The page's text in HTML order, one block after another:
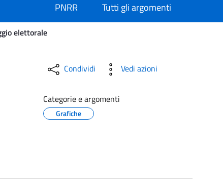
PNRR
Tutti gli argomenti
elettorale
Scrutatori di seggio
Condividi Vedi azioni
Categorie e argomenti
Grafiche